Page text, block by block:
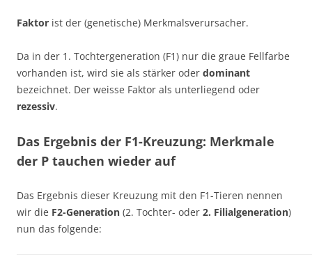
Faktor ist der (genetische) Merkmalsverursacher.
Da in der 1. Tochtergeneration (F1) nur die graue Fellfarbe
vorhanden ist, wird sie als stärker oder dominant
bezeichnet. Der weisse Faktor als unterliegend oder
rezessiv.
Das Ergebnis der F1-Kreuzung: Merkmale
der P tauchen wieder auf
Das Ergebnis dieser Kreuzung mit den F1-Tieren nennen
wir die F2-Generation (2. Tochter- oder 2. Filialgeneration)
nun das folgende: